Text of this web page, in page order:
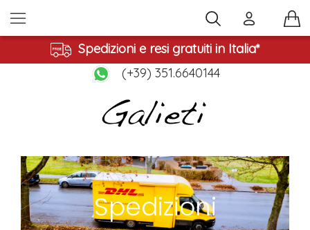
Spedizioni e resi gratuiti in Italia*
(+39) 351.6640144
Spedizioni